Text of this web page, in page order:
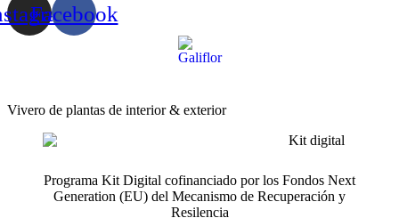
Facebook
Vivero de plantas de interior & exterior
Programa Kit Digital cofinanciado por los Fondos Next
Generation (EU) del Mecanismo de Recuperación y
Resilencia